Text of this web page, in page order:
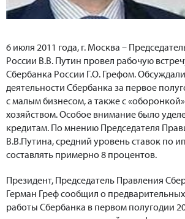
6 июля 2011 года, г. Москва –
России В.В. Путин провел рабочую
Сбербанка России Г.О. Грефом.
деятельности Сбербанка за первое
с малым бизнесом, а также с
хозяйством. Особое внимание было
кредитам. По мнению Председателя
В.В.Путина, средний уровень ставок по
составлять примерно 8 процентов.
Президент, Председатель Правления
Герман Греф сообщил о предварительных
работы Сбербанка в первом полугодии